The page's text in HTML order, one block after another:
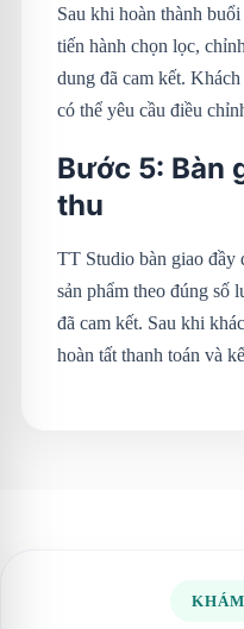
Sau khi hoàn thành
tiến hành chọn lọc,
dung đã cam kết.
có thể yêu cầu điều
Bước 5: Bàn
thu
TT Studio bàn giao đầy
sản phẩm theo đúng số
đã cam kết. Sau khi
hoàn tất thanh toán và